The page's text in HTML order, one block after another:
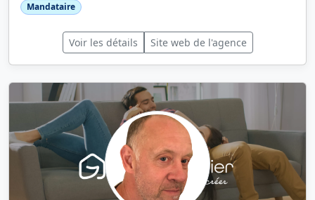
Mandataire
Voir les détails Site web de l'agence